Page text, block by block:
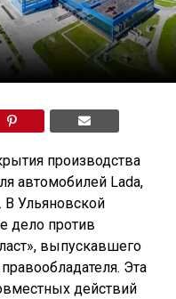
производства
автомобилей Lada,
Ульяновской
дело против
выпускавшего
Эта
действий